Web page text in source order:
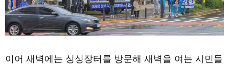
이어 새벽에는 싱싱장터를 방문해 새벽을 여는 시민들